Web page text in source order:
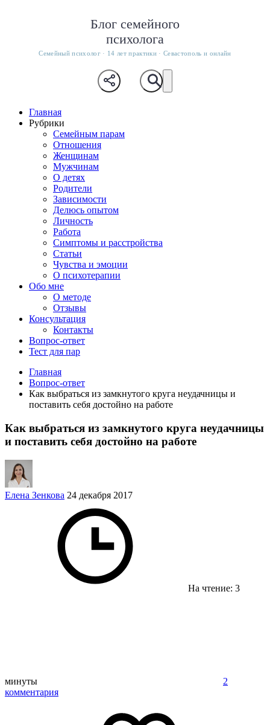
Блог семейного
психолога
Семейный психолог · 14 лет практики · Севастополь и онлайн
Главная
Рубрики
Семейным парам
Отношения
Женщинам
Мужчинам
О детях
Родители
Зависимости
Делюсь опытом
Личность
Работа
Симптомы и расстройства
Статьи
Чувства и эмоции
О психотерапии
Обо мне
О методе
Отзывы
Консультация
Контакты
Вопрос-ответ
Тест для пар
Главная
Вопрос-ответ
Как выбраться из замкнутого круга неудачницы и
поставить себя достойно на работе
Как выбраться из замкнутого круга неудачницы
и поставить себя достойно на работе
Елена Зенкова 24 декабря 2017
На чтение: 3
минуты
2
комментария